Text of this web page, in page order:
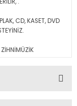
CD, KASET, DVD
ZİHNİMÜZİK